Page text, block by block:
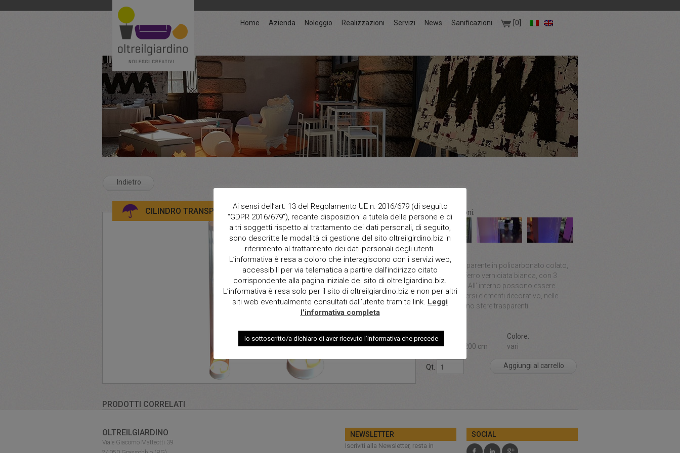
Home Azienda Noleggio Realizzazioni Servizi News Sanificazioni [0]
Indietro
CILINDRO TRANSPARENTE Ambientazioni:
Descrizione:
Cilindro Trasparente in policarbonato colato,
con base in ferro verniciata bianca, con 3
batterie RGB. All’ interno possono essere
introdotti diversi elementi decorativo, nelle
immagini sono sfere trasparenti.
Dimensioni:
diam 27 x h 200 cm
Colore:
vari
Qt. Aggiungi al carrello
PRODOTTI CORRELATI
OLTREILGIARDINO
Viale Giacomo Matteotti 39
NEWSLETTER
Iscriviti alla Newsletter, resta in
SOCIAL
Ai sensi dell’art. 13 del Regolamento UE n. 2016/679 (di seguito
“GDPR 2016/679”), recante disposizioni a tutela delle persone e di
altri soggetti rispetto al trattamento dei dati personali, di seguito,
sono descritte le modalità di gestione del sito oltreilgirdino.biz in
riferimento al trattamento dei dati personali degli utenti.
L’informativa è resa a coloro che interagiscono con i servizi web,
accessibili per via telematica a partire dall’indirizzo citato
corrispondente alla pagina iniziale del sito di oltreilgiardino.biz.
L’informativa è resa solo per il sito di oltreilgiardino.biz e non per altri
siti web eventualmente consultati dall’utente tramite link. Leggi
l'informativa completa
Io sottoscritto/a dichiaro di aver ricevuto l’informativa che precede